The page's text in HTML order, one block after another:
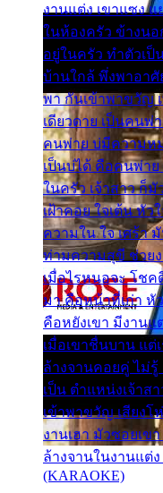
งานแต่ง เขาแซง
ในห้องครัว ข้างนอ
อยู่ในครัว ทำตัวเป็
บ้านใกล้ พึ่งพาอาศั
พา กันเข้าพาขวัญ
เดียวดาย เป็นคนพ่
คนพ่าย บ่มีความหม
เป็นบ่ได้ คือคนพ่า
ในครัว เจ้าสาว ก็มั
เฝ้าคอย ใจเต้น หัว
ความใน ใจ เศร้า
ท่ามความสุขี ช่วยง
เมื่อไรหนอจะ โช
มา คือหน้าที่เก่า หั
คือหยังเขา มีงานแ
เมื่อเขาชื่นบาน แต่
ล้างจานคอยคู่ ไม่รู้
เป็น ตำแหน่งเจ้าส
เข้าพาขวัญ เสียงโ
งานเฮา มัวซอยเข
ล้างจานในงานแต่ง
(KARAOKE)